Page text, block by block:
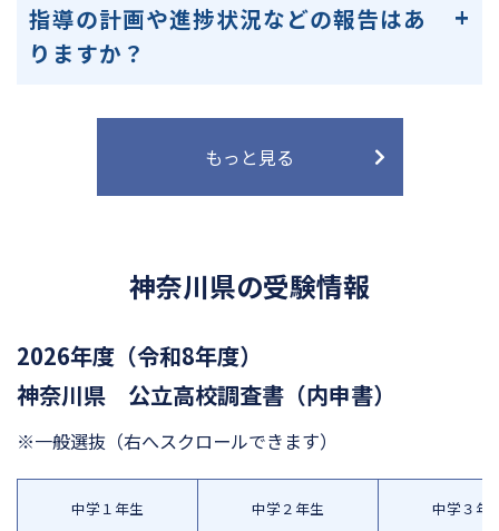
指導の計画や進捗状況などの報告はあ
りますか？
もっと見る
神奈川県の受験情報
2026年度（令和8年度）
神奈川県 公立高校調査書（内申書）
※一般選抜 （右へスクロールできます）
中学１年生 中学２年生 中学３年